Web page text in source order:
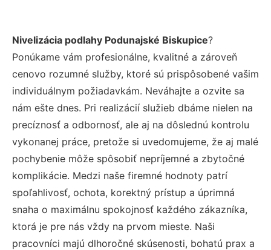
Nivelizácia podlahy Podunajské Biskupice?
Ponúkame vám profesionálne, kvalitné a zároveň
cenovo rozumné služby, ktoré sú prispôsobené vašim
individuálnym požiadavkám. Neváhajte a ozvite sa
nám ešte dnes. Pri realizácií služieb dbáme nielen na
precíznosť a odbornosť, ale aj na dôslednú kontrolu
vykonanej práce, pretože si uvedomujeme, že aj malé
pochybenie môže spôsobiť nepríjemné a zbytočné
komplikácie. Medzi naše firemné hodnoty patrí
spoľahlivosť, ochota, korektný prístup a úprimná
snaha o maximálnu spokojnosť každého zákazníka,
ktorá je pre nás vždy na prvom mieste. Naši
pracovníci majú dlhoročné skúsenosti, bohatú prax a